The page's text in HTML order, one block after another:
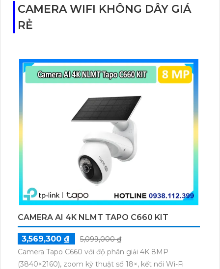
CAMERA WIFI KHÔNG DÂY GIÁ
RẺ
CAMERA AI 4K NLMT TAPO C660 KIT
3,569,300 ₫
5,099,000 ₫
Camera Tapo C660 với độ phân giải 4K 8MP
(3840×2160), zoom kỹ thuật số 18×, kết nối Wi-Fi